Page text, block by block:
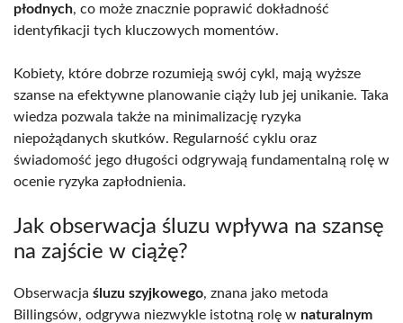
płodnych, co może znacznie poprawić dokładność
identyfikacji tych kluczowych momentów.
Kobiety, które dobrze rozumieją swój cykl, mają wyższe
szanse na efektywne planowanie ciąży lub jej unikanie. Taka
wiedza pozwala także na minimalizację ryzyka
niepożądanych skutków. Regularność cyklu oraz
świadomość jego długości odgrywają fundamentalną rolę w
ocenie ryzyka zapłodnienia.
Jak obserwacja śluzu wpływa na szansę
na zajście w ciążę?
Obserwacja śluzu szyjkowego, znana jako metoda
Billingsów, odgrywa niezwykle istotną rolę w naturalnym